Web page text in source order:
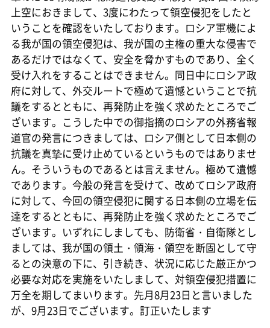
上空におきまして、3度にわたって領空侵犯をしたと
いうことを確認をいたしております。ロシア軍機によ
る我が国の領空侵犯は、我が国の主権の重大な侵害で
あるだけではなくて、安全を脅かすものであり、全く
受け入れをすることはできません。同日中にロシア政
府に対して、外交ルートで極めて遺憾ということで抗
議をするとともに、再発防止を強く求めたところでご
ざいます。こうした中での御指摘のロシアの外務省報
道官の発言につきましては、ロシア側として日本側の
抗議を真摯に受け止めているというものではありませ
ん。そういうものであるとは言えません。極めて遺憾
であります。今般の発言を受けて、改めてロシア政府
に対して、今回の領空侵犯に関する日本側の立場を伝
達をするとともに、再発防止を強く求めたところでご
ざいます。いずれにしましても、防衛省・自衛隊とし
ましては、我が国の領土・領海・領空を断固として守
るとの決意の下に、引き続き、状況に応じた厳正かつ
必要な対応を実施をいたしまして、対領空侵犯措置に
万全を期してまいります。先月8月23日と言いました
が、9月23日でございます。訂正いたします